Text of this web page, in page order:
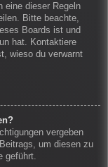
eine dieser Regeln
Bitte beachte,
Boards ist und
hat. Kontaktiere
wieso du verwarnt
vergeben
um diesen zu
geführt.